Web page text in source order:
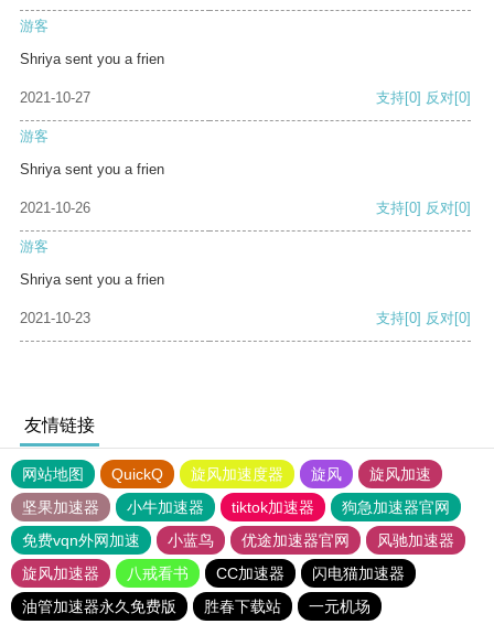
游客
Shriya sent you a frien
2021-10-27 支持[0] 反对[0]
游客
Shriya sent you a frien
2021-10-26 支持[0] 反对[0]
游客
Shriya sent you a frien
2021-10-23 支持[0] 反对[0]
友情链接
网站地图 QuickQ 旋风加速度器 旋风
旋风加速
坚果加速器
小牛加速器 tiktok加速器
狗急加速器官网
免费vqn外网加速
小蓝鸟 优途加速器官网
风驰加速器
旋风加速器
八戒看书 CC加速器
闪电猫加速器
油管加速器永久免费版
胜春下载站 一元机场